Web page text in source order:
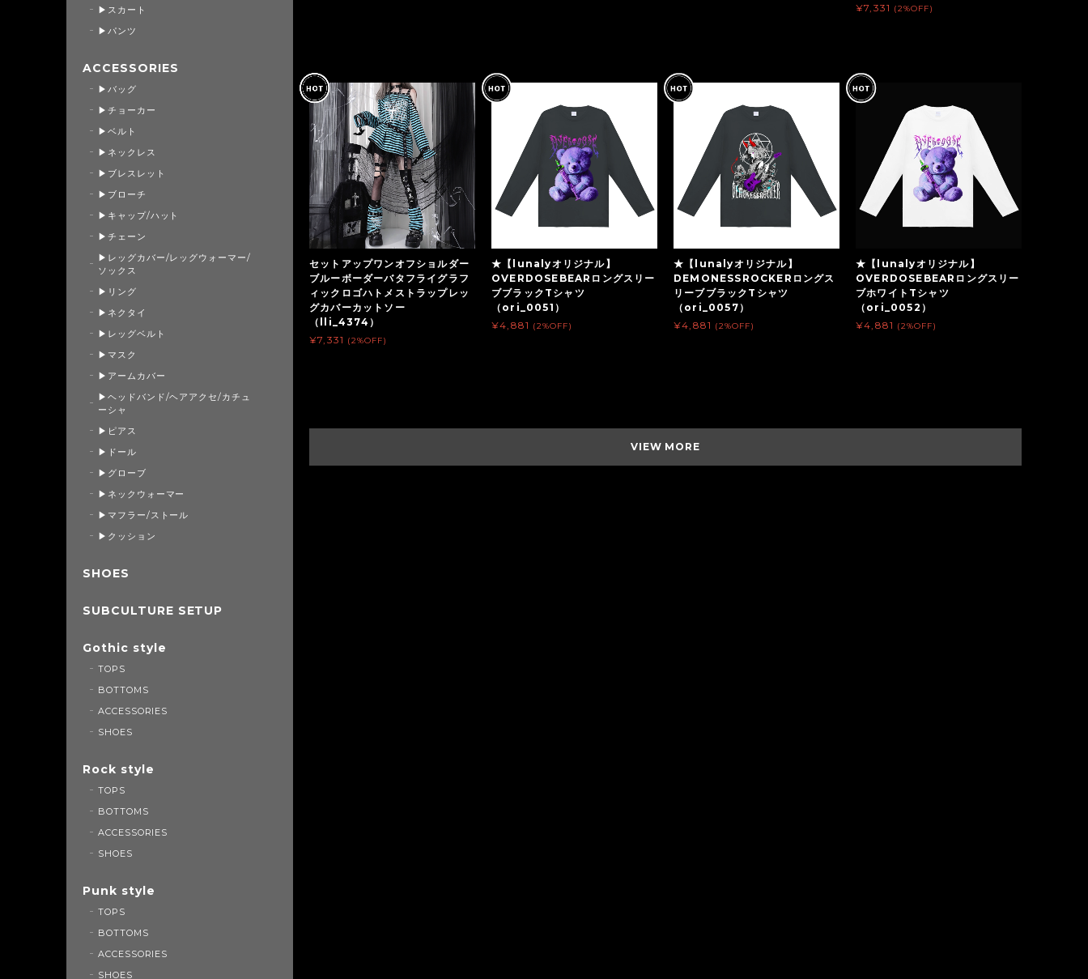
¥7,331 (2%OFF)
セットアップワンオフショルダー
ブルーボーダーバタフライグラフ
ィックロゴハトメストラップレッ
グカバーカットソー
（lli_4374）
¥7,331 (2%OFF)
★【lunalyオリジナル】
OVERDOSEBEARロングスリー
ブブラックTシャツ
（ori_0051）
¥4,881 (2%OFF)
★【lunalyオリジナル】
DEMONESSROCKERロングス
リーブブラックTシャツ
（ori_0057）
¥4,881 (2%OFF)
★【lunalyオリジナル】
OVERDOSEBEARロングスリー
ブホワイトTシャツ
（ori_0052）
¥4,881 (2%OFF)
VIEW MORE
▶スカート
▶パンツ
ACCESSORIES
▶バッグ
▶チョーカー
▶ベルト
▶ネックレス
▶ブレスレット
▶ブローチ
▶キャップ/ハット
▶チェーン
▶レッグカバー/レッグウォーマー/
ソックス
▶リング
▶ネクタイ
▶レッグベルト
▶マスク
▶アームカバー
▶ヘッドバンド/ヘアアクセ/カチュ
ーシャ
▶ピアス
▶ドール
▶グローブ
▶ネックウォーマー
▶マフラー/ストール
▶クッション
SHOES
SUBCULTURE SETUP
Gothic style
TOPS
BOTTOMS
ACCESSORIES
SHOES
Rock style
TOPS
BOTTOMS
ACCESSORIES
SHOES
Punk style
TOPS
BOTTOMS
ACCESSORIES
SHOES